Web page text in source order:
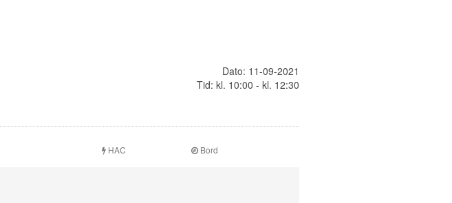
Dato: 11-09-2021
Tid: kl. 10:00 - kl. 12:30
HAC Bord